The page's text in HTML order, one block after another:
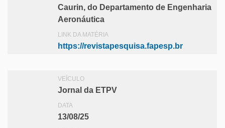
Caurin, do Departamento de Engenharia
Aeronáutica
LINK DA MATÉRIA
https://revistapesquisa.fapesp.br
VEÍCULO
Jornal da ETPV
DATA
13/08/25